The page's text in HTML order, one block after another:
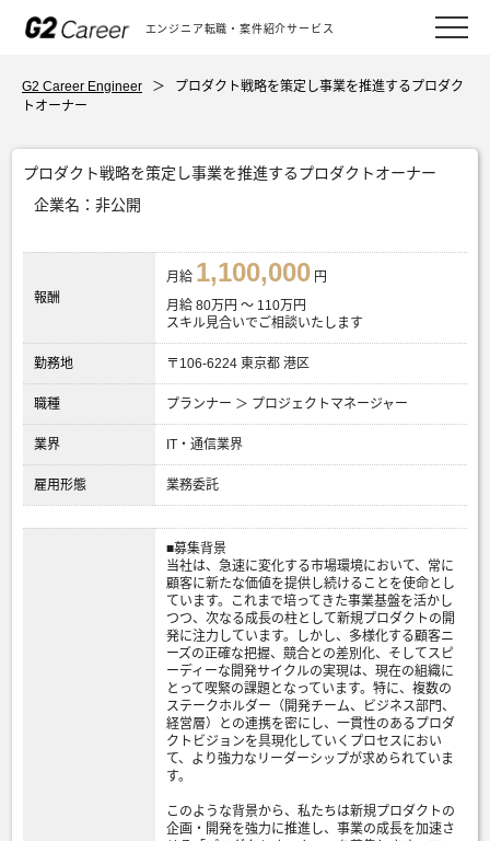
エンジニア転職・案件紹介サービス
G2 Career Engineer ＞ プロダクト戦略を策定し事業を推進するプロダク
トオーナー
プロダクト戦略を策定し事業を推進するプロダクトオーナー
企業名：非公開
報酬
月給 1,100,000円
月給 80万円 〜 110万円
スキル見合いでご相談いたします
勤務地 〒106-6224 東京都 港区
職種 プランナー ＞ プロジェクトマネージャー
業界 IT・通信業界
雇用形態 業務委託
■募集背景
当社は、急速に変化する市場環境において、常に
顧客に新たな価値を提供し続けることを使命とし
ています。これまで培ってきた事業基盤を活かし
つつ、次なる成長の柱として新規プロダクトの開
発に注力しています。しかし、多様化する顧客ニ
ーズの正確な把握、競合との差別化、そしてスピ
ーディーな開発サイクルの実現は、現在の組織に
とって喫緊の課題となっています。特に、複数の
ステークホルダー（開発チーム、ビジネス部門、
経営層）との連携を密にし、一貫性のあるプロダ
クトビジョンを具現化していくプロセスにおい
て、より強力なリーダーシップが求められていま
す。
このような背景から、私たちは新規プロダクトの
企画・開発を強力に推進し、事業の成長を加速さ